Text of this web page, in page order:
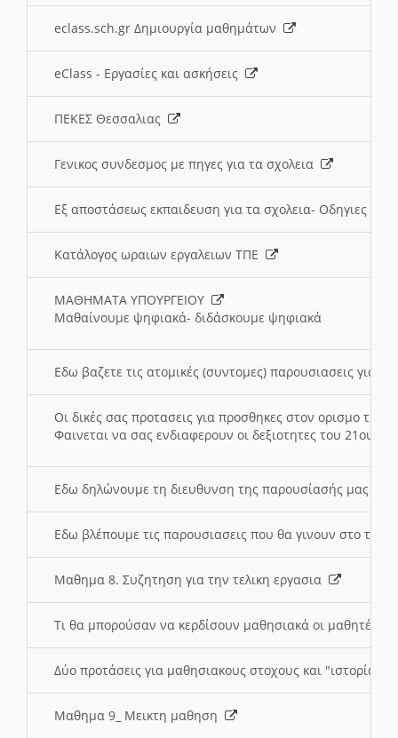
eclass.sch.gr Δημιουργία μαθημάτων
eClass - Εργασίες και ασκήσεις
ΠΕΚΕΣ Θεσσαλιας
Γενικος συνδεσμος με πηγες για τα σχολεια
Εξ αποστάσεως εκπαιδευση για τα σχολεια- Οδηγιες
Κατάλογος ωραιων εργαλειων ΤΠΕ
ΜΑΘΗΜΑΤΑ ΥΠΟΥΡΓΕΙΟΥ
Μαθαίνουμε ψηφιακά- διδάσκουμε ψηφιακά
Εδω βαζετε τις ατομικές (συντομες) παρουσιασεις για
Οι δικές σας προτασεις για προσθηκες στον ορισμο
Φαινεται να σας ενδιαφερουν οι δεξιοτητες του 21ου
Εδω δηλώνουμε τη διευθυνση της παρουσίασής μας
Εδω βλέπουμε τις παρουσιασεις που θα γινουν στο
Μαθημα 8. Συζητηση για την τελικη εργασια
Τι θα μπορούσαν να κερδίσουν μαθησιακά οι μαθητές/
Δύο προτάσεις για μαθησιακους στοχους και "ιστορία"
Μαθημα 9_ Μεικτη μαθηση